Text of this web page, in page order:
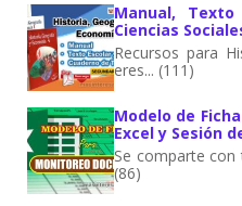
Manual,
Ciencias
Recursos para
eres... (111)
Modelo de
Excel y Sesión
Se comparte con
(86)